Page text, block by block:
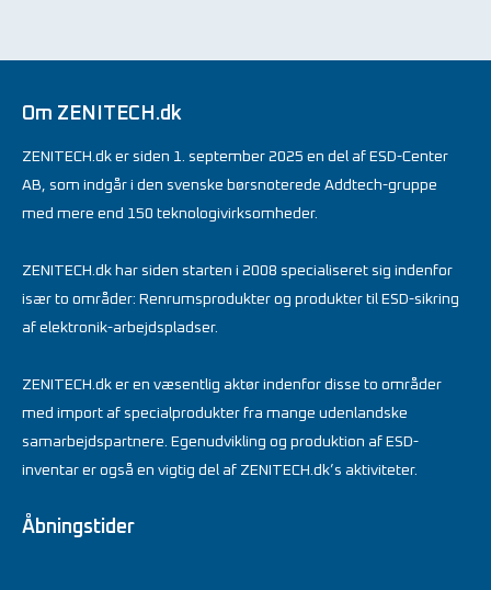
Om ZENITECH.dk
ZENITECH.dk er siden 1. september 2025 en del af ESD-Center
AB, som indgår i den svenske børsnoterede Addtech-gruppe
med mere end 150 teknologivirksomheder.
ZENITECH.dk har siden starten i 2008 specialiseret sig indenfor
især to områder: Renrumsprodukter og produkter til ESD-sikring
af elektronik-arbejdspladser.
ZENITECH.dk er en væsentlig aktør indenfor disse to områder
med import af specialprodukter fra mange udenlandske
samarbejdspartnere. Egenudvikling og produktion af ESD-
inventar er også en vigtig del af ZENITECH.dk’s aktiviteter.
Åbningstider